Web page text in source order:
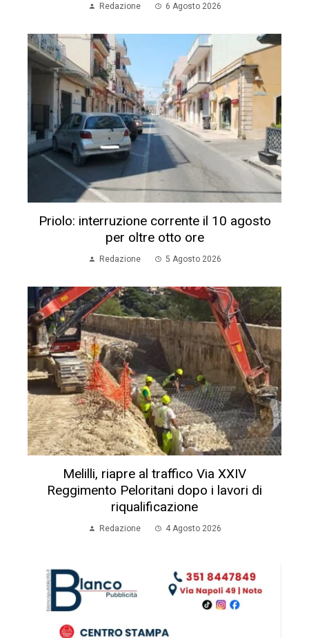
Redazione 6 Agosto 2026
Priolo: interruzione corrente il 10 agosto
per oltre otto ore
Redazione 5 Agosto 2026
Melilli, riapre al traffico Via XXIV
Reggimento Peloritani dopo i lavori di
riqualificazione
Redazione 4 Agosto 2026